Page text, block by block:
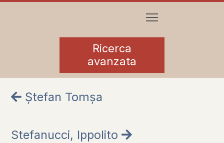
Ricerca
avanzata
Ștefan Tomșa
Stefanucci, Ippolito